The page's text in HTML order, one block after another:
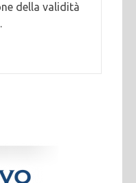
della validità